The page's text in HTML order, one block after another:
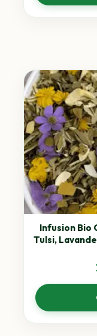
Infusion
Tulsi,
Ce
produit
a
plusieurs
variations.
Les
options
peuvent
être
choisies
produit